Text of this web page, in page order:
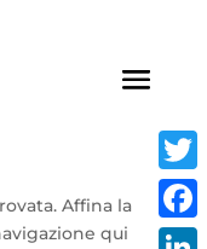
Affina la
qui